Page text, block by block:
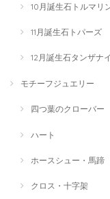
10月誕生石トルマリ
11月誕生石トパーズ
12月誕生石タンザナ
モチーフジュエリー
四つ葉のクローバー
ハート
ホースシュー・馬蹄
クロス・十字架